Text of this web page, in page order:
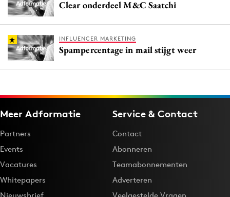
Clear onderdeel M&C Saatchi
INFLUENCER MARKETING
Spampercentage in mail stijgt weer
Meer Adformatie
Partners
Events
Vacatures
Whitepapers
Service & Contact
Contact
Abonneren
Teamabonnementen
Adverteren